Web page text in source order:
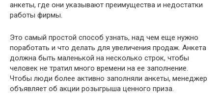
анкеты, где они указывают преимущества и недостатки
работы фирмы.
Это самый простой способ узнать, над чем еще нужно
поработать и что делать для увеличения продаж. Анкета
должна быть маленькой на несколько строк, чтобы
человек не тратил много времени на ее заполнение.
Чтобы люди более активно заполняли анкеты, менеджер
объявляет об акции розыгрыша ценного приза.